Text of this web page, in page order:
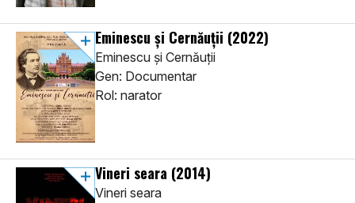
Eminescu şi Cernăuţii (2022)
Eminescu şi Cernăuţii
Gen: Documentar
Rol: narator
Vineri seara (2014)
Vineri seara